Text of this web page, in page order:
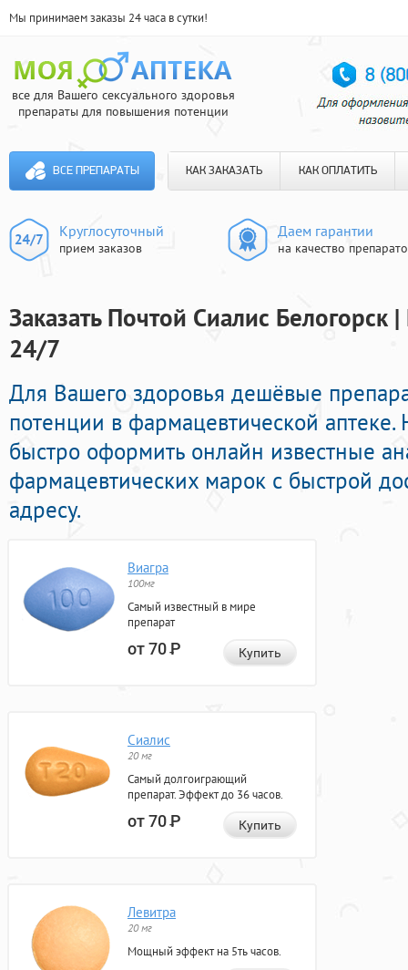
Мы принимаем заказы 24 часа в сутки!
все для Вашего сексуального здоровья
препараты для повышения потенции
ВСЕ ПРЕПАРАТЫ КАК ЗАКАЗАТЬ КАК ОПЛАТИТЬ
Круглосуточный
прием заказов
Даем гарантии
на качество
Заказать Почтой Сиалис Белогорск
24/7
Для Вашего здоровья дешёвые
потенции в фармацевтической
быстро оформить онлайн известные
фармацевтических марок с быстрой
адресу.
Виагра
100мг
Самый известный в мире
препарат
от 70Р Купить
Сиалис
20 мг
Самый долгоиграющий
препарат. Эффект до 36 часов.
от 70Р Купить
Левитра
20 мг
Мощный эффект на 5ть часов.